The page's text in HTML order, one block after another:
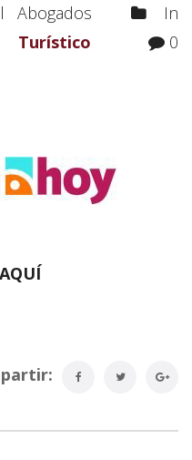
Abogados
In
0